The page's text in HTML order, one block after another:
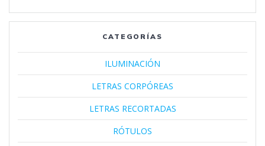
CATEGORÍAS
ILUMINACIÓN
LETRAS CORPÓREAS
LETRAS RECORTADAS
RÓTULOS